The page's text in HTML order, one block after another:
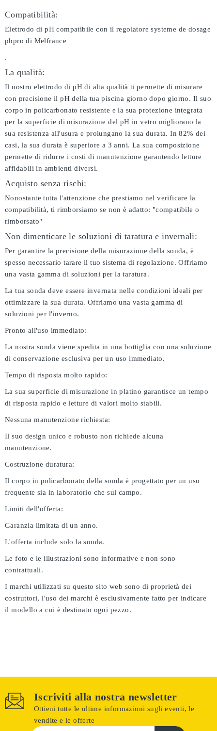
Compatibilità:
Elettrodo di pH compatibile con il regolatore systeme de dosage
phpro di Melfrance
.
La qualità:
Il nostro elettrodo di pH di alta qualità ti permette di misurare
con precisione il pH della tua piscina giorno dopo giorno. Il suo
corpo in policarbonato resistente e la sua protezione integrata
per la superficie di misurazione del pH in vetro migliorano la
sua resistenza all'usura e prolungano la sua durata. In 82% dei
casi, la sua durata è superiore a 3 anni. La sua composizione
permette di ridurre i costi di manutenzione garantendo letture
affidabili in ambienti diversi.
Acquisto senza rischi:
Nonostante tutta l'attenzione che prestiamo nel verificare la
compatibilità, ti rimborsiamo se non è adatto: "compatibile o
rimborsato"
Non dimenticare le soluzioni di taratura e invernali:
Per garantire la precisione della misurazione della sonda, è
spesso necessario tarare il tuo sistema di regolazione. Offriamo
una vasta gamma di soluzioni per la taratura.
La tua sonda deve essere invernata nelle condizioni ideali per
ottimizzare la sua durata. Offriamo una vasta gamma di
soluzioni per l'inverno.
Pronto all'uso immediato:
La nostra sonda viene spedita in una bottiglia con una soluzione
di conservazione esclusiva per un uso immediato.
Tempo di risposta molto rapido:
La sua superficie di misurazione in platino garantisce un tempo
di risposta rapido e letture di valori molto stabili.
Nessuna manutenzione richiesta:
Il suo design unico e robusto non richiede alcuna
manutenzione.
Costruzione duratura:
Il corpo in policarbonato della sonda è progettato per un uso
frequente sia in laboratorio che sul campo.
Limiti dell'offerta:
Garanzia limitata di un anno.
L'offerta include solo la sonda.
Le foto e le illustrazioni sono informative e non sono
contrattuali.
I marchi utilizzati su questo sito web sono di proprietà dei
costruttori, l'uso dei marchi è esclusivamente fatto per indicare
il modello a cui è destinato ogni pezzo.
Iscriviti alla nostra newsletter
Ottieni tutte le ultime informazioni sugli eventi, le
vendite e le offerte